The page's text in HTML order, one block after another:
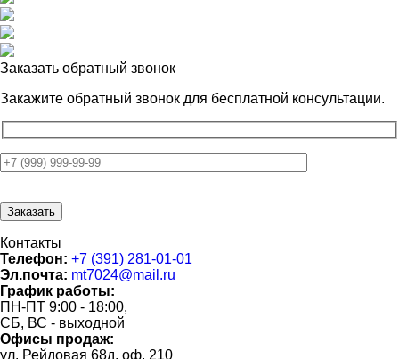
Заказать обратный звонок
Закажите обратный звонок для бесплатной консультации.
Контакты
Телефон: +7 (391) 281-01-01
Эл.почта: mt7024@mail.ru
График работы:
ПН-ПТ 9:00 - 18:00,
СБ, ВС - выходной
Офисы продаж:
ул. Рейдовая 68д, оф. 210